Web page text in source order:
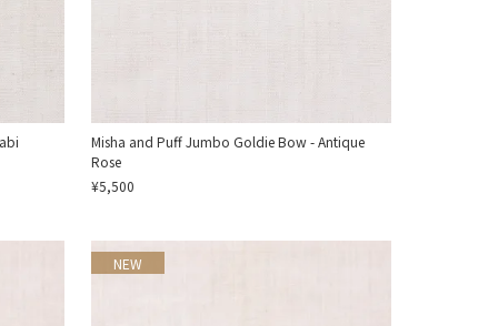
Misha and Puff Jumbo Goldie Bow - Antique
Rose
¥5,500
NEW